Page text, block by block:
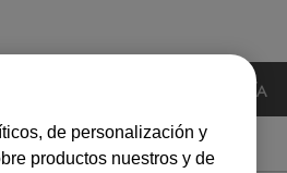
GASTRONOMÍA
de personalización y
productos nuestros y de